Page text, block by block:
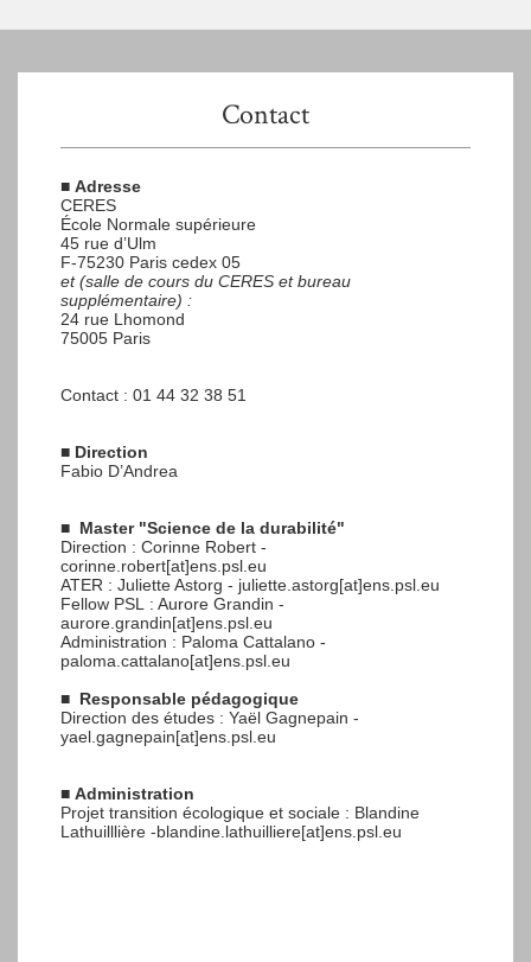
Contact
■ Adresse
CERES
École Normale supérieure
45 rue d’Ulm
F-75230 Paris cedex 05
et (salle de cours du CERES et bureau
supplémentaire) :
24 rue Lhomond
75005 Paris
Contact : 01 44 32 38 51
■ Direction
Fabio D’Andrea
■ Master "Science de la durabilité"
Direction : Corinne Robert -
corinne.robert[at]ens.psl.eu
ATER : Juliette Astorg - juliette.astorg[at]ens.psl.eu
Fellow PSL : Aurore Grandin -
aurore.grandin[at]ens.psl.eu
Administration : Paloma Cattalano -
paloma.cattalano[at]ens.psl.eu
■ Responsable pédagogique
Direction des études : Yaël Gagnepain -
yael.gagnepain[at]ens.psl.eu
■ Administration
Projet transition écologique et sociale : Blandine
Lathuilllière -blandine.lathuilliere[at]ens.psl.eu